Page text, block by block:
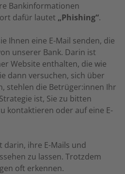
Bankinformationen
dafür lautet „Phishing“.
Ihnen eine E-Mail senden, die
unserer Bank. Darin ist
Website enthalten, die wie
dann versuchen, sich über
stehlen die Betrüger:innen Ihr
ist, Sie zu bitten
kontaktieren oder auf eine E-
ihre E-Mails und
zu lassen. Trotzdem
oft erkennen.